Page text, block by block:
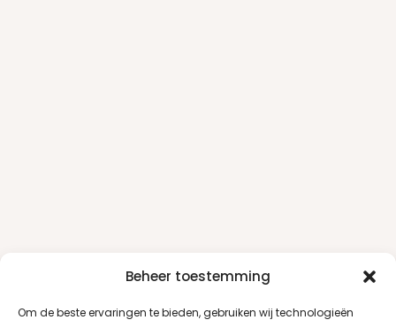
Beheer toestemming
Om de beste ervaringen te bieden, gebruiken wij technologieën